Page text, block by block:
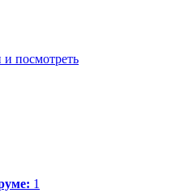
и посмотреть
1